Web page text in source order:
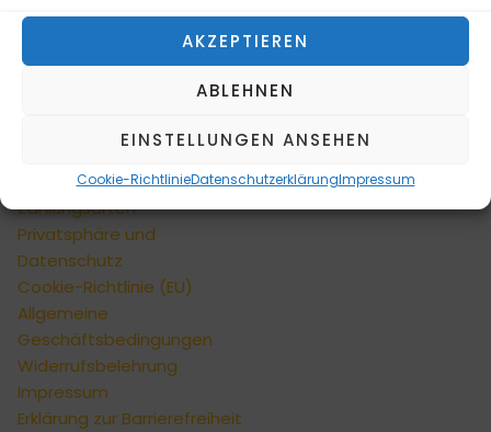
AKZEPTIEREN
ABLEHNEN
EINSTELLUNGEN ANSEHEN
Cookie-RichtlinieDatenschutzerklärungImpressum
Alternative:
INFORMATIONEN
Versandarten
Zahlungsarten
Privatsphäre und
Datenschutz
Cookie-Richtlinie (EU)
Allgemeine
Geschäftsbedingungen
Widerrufsbelehrung
Impressum
Erklärung zur Barrierefreiheit